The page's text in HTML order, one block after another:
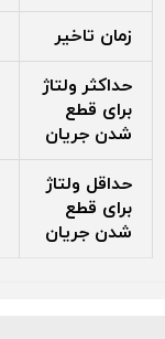
زمان تاخیر
حداکثر ولتاژ
برای قطع
شدن جریان
حداقل ولتاژ
برای قطع
شدن جریان